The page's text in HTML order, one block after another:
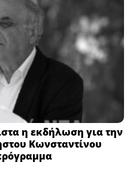
η εκδήλωση για την
Κωνσταντίνου